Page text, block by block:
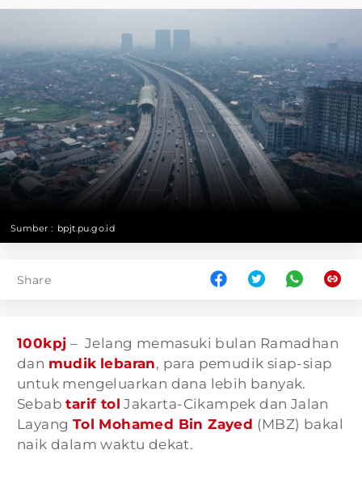
Sumber : bpjt.pu.go.id
Share
100kpj – Jelang memasuki bulan Ramadhan
dan mudik lebaran, para pemudik siap-siap
untuk mengeluarkan dana lebih banyak.
Sebabtarif tol Jakarta-Cikampek dan Jalan
Layang Tol Mohamed Bin Zayed (MBZ) bakal
naik dalam waktu dekat.